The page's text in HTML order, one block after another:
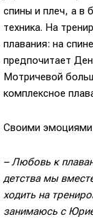
спины и плеч, а в
техника. На
плавания: на
предпочитает
Мотричевой
комплексное
Своими эмоциями
– Любовь к
детства мы
ходить на
занимаюсь с